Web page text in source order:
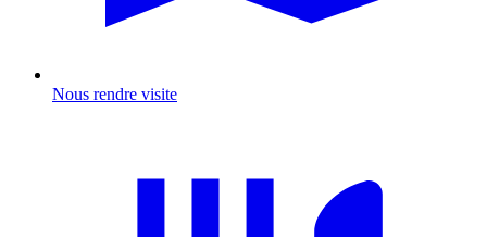
Nous rendre visite